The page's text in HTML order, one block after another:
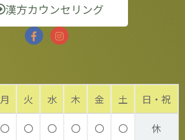
漢方カウンセリング
月 火 水 木 金 土
日・祝
〇 〇 〇 〇 〇 〇 休